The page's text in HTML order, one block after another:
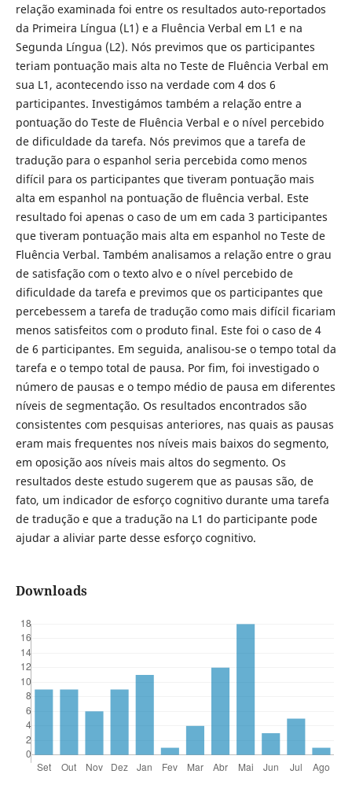
relação examinada foi entre os resultados auto-reportados
da Primeira Língua (L1) e a Fluência Verbal em L1 e na
Segunda Língua (L2). Nós previmos que os participantes
teriam pontuação mais alta no Teste de Fluência Verbal em
sua L1, acontecendo isso na verdade com 4 dos 6
participantes. Investigámos também a relação entre a
pontuação do Teste de Fluência Verbal e o nível percebido
de dificuldade da tarefa. Nós previmos que a tarefa de
tradução para o espanhol seria percebida como menos
difícil para os participantes que tiveram pontuação mais
alta em espanhol na pontuação de fluência verbal. Este
resultado foi apenas o caso de um em cada 3 participantes
que tiveram pontuação mais alta em espanhol no Teste de
Fluência Verbal. Também analisamos a relação entre o grau
de satisfação com o texto alvo e o nível percebido de
dificuldade da tarefa e previmos que os participantes que
percebessem a tarefa de tradução como mais difícil ficariam
menos satisfeitos com o produto final. Este foi o caso de 4
de 6 participantes. Em seguida, analisou-se o tempo total da
tarefa e o tempo total de pausa. Por fim, foi investigado o
número de pausas e o tempo médio de pausa em diferentes
níveis de segmentação. Os resultados encontrados são
consistentes com pesquisas anteriores, nas quais as pausas
eram mais frequentes nos níveis mais baixos do segmento,
em oposição aos níveis mais altos do segmento. Os
resultados deste estudo sugerem que as pausas são, de
fato, um indicador de esforço cognitivo durante uma tarefa
de tradução e que a tradução na L1 do participante pode
ajudar a aliviar parte desse esforço cognitivo.
Downloads